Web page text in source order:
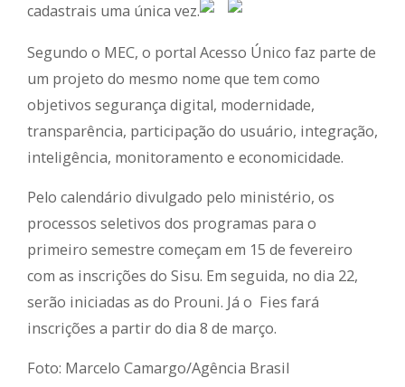
cadastrais uma única vez.
Segundo o MEC, o portal Acesso Único faz parte de
um projeto do mesmo nome que tem como
objetivos segurança digital, modernidade,
transparência, participação do usuário, integração,
inteligência, monitoramento e economicidade.
Pelo calendário divulgado pelo ministério, os
processos seletivos dos programas para o
primeiro semestre começam em 15 de fevereiro
com as inscrições do Sisu. Em seguida, no dia 22,
serão iniciadas as do Prouni. Já o Fies fará
inscrições a partir do dia 8 de março.
Foto: Marcelo Camargo/Agência Brasil